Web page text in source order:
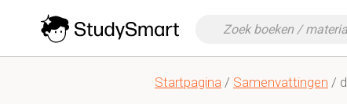
Startpagina / Samenvattingen /